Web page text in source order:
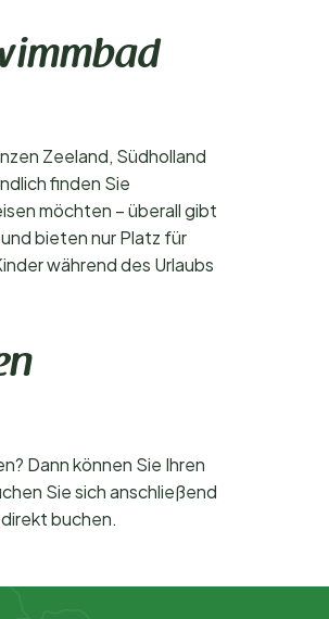
Zeeland, Südholland
finden Sie
möchten – überall gibt
bieten nur Platz für
während des Urlaubs
Dann können Sie Ihren
Sie sich anschließend
buchen.